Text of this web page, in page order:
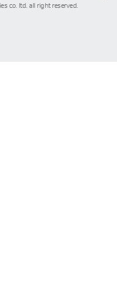
co. ltd. all right reserved.